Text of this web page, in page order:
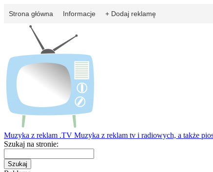
Strona główna Informacje + Dodaj reklamę
Muzyka z reklam .TV Muzyka z reklam tv i radiowych, a także
Szukaj na stronie: